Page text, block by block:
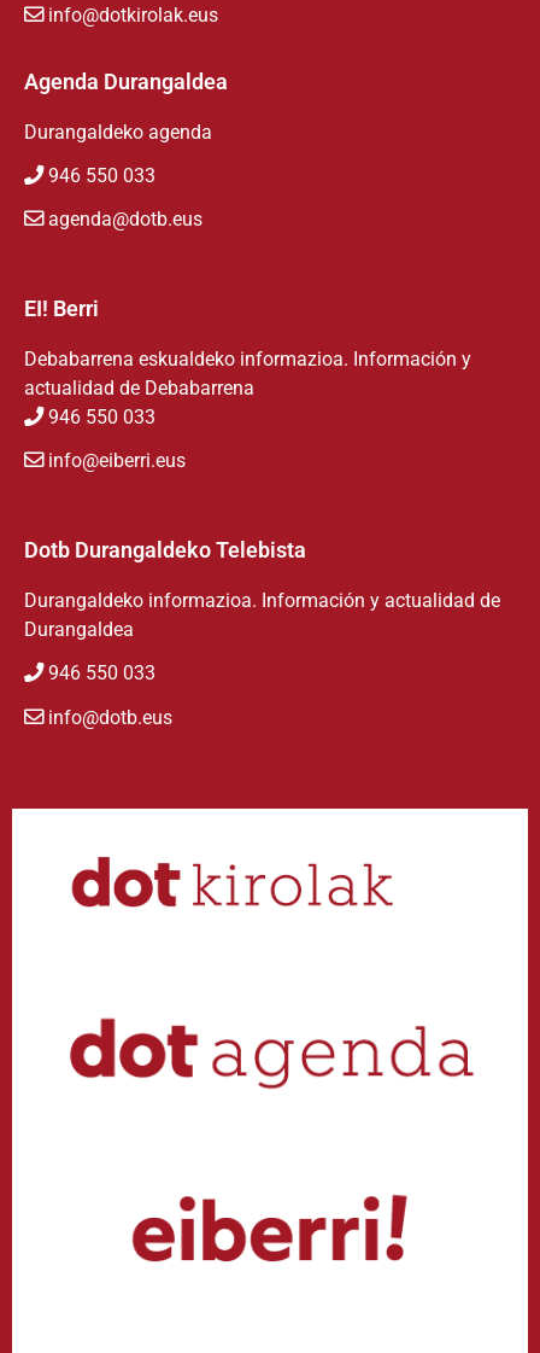
info@dotkirolak.eus
Agenda Durangaldea
Durangaldeko agenda
946 550 033
agenda@dotb.eus
EI! Berri
Debabarrena eskualdeko informazioa. Información y
actualidad de Debabarrena
946 550 033
info@eiberri.eus
Dotb Durangaldeko Telebista
Durangaldeko informazioa. Información y actualidad de
Durangaldea
946 550 033
info@dotb.eus